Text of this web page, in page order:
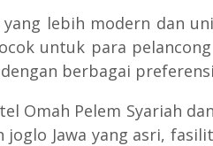
lebih modern dan
untuk para
berbagai
Omah Pelem Syariah
joglo Jawa yang asri,